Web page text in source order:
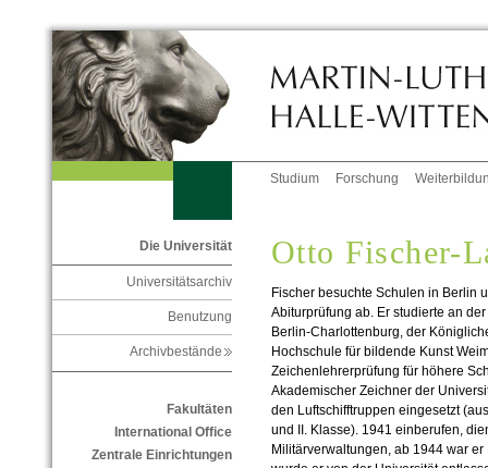
Studium Forschung
Die Universität
Universitätsarchiv
Benutzung
Archivbestände
Fakultäten
International Office
Zentrale Einrichtungen
Otto Fischer-
Fischer besuchte Schulen in Berlin
Abiturprüfung ab. Er studierte an
Berlin-Charlottenburg, der
Hochschule für bildende Kunst
Zeichenlehrerprüfung für höhere
Akademischer Zeichner der
den Luftschifftruppen eingesetzt
und II. Klasse). 1941 einberufen,
Militärverwaltungen, ab 1944 war